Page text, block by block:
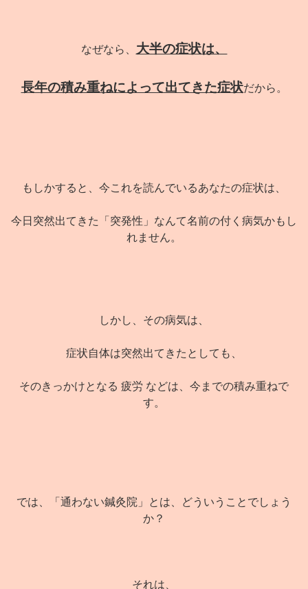
なぜなら、 大半の症状は、
長年の積み重ねによって出てきた症状だから。
もしかすると、今これを読んでいるあなたの症状は、
今日突然出てきた「突発性」なんて名前の付く病気かもし
れません。
しかし、その病気は、
症状自体は突然出てきたとしても、
そのきっかけとなる 疲労 などは、今までの積み重ねで
す。
では、「通わない鍼灸院」とは、どういうことでしょう
か？
それは、